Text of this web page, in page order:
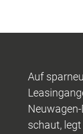
Auf
schaut,